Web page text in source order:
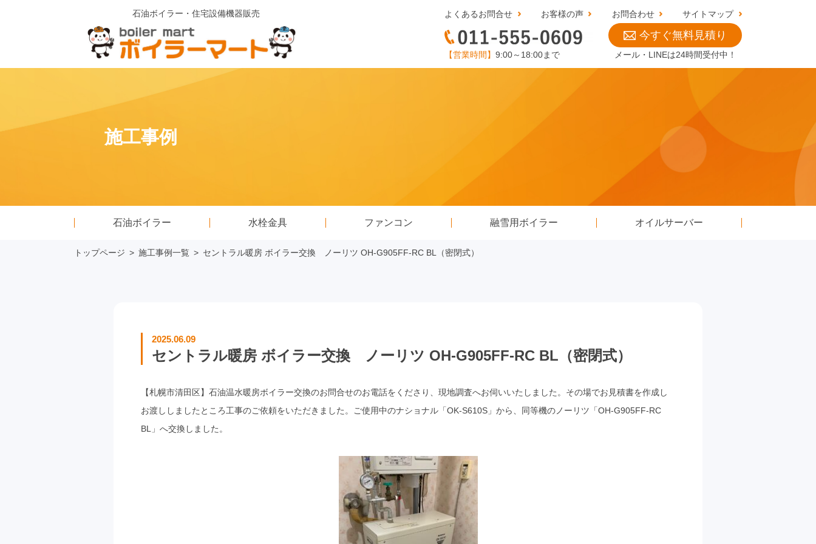
石油ボイラー・住宅設備機器販売 よくあるお問合せ お客様の声 お問合わせ サイトマップ
【営業時間】 9:00～18:00まで
今すぐ無料見積り
メール・LINEは24時間受付中！
施工事例
石油ボイラー 水栓金具 ファンコン 融雪用ボイラー オイルサーバー
トップページ > 施工事例一覧 > セントラル暖房 ボイラー交換 ノーリツ OH-G905FF-RC BL（密閉式）
2025.06.09
セントラル暖房 ボイラー交換 ノーリツ OH-G905FF-RC BL（密閉式）
【札幌市清田区】石油温水暖房ボイラー交換のお問合せのお電話をくださり、現地調査へお伺いいたしました。その場でお見積書を作成し
お渡ししましたところ工事のご依頼をいただきました。ご使用中のナショナル「OK-S610S」から、同等機のノーリツ「OH-G905FF-RC
BL」へ交換しました。